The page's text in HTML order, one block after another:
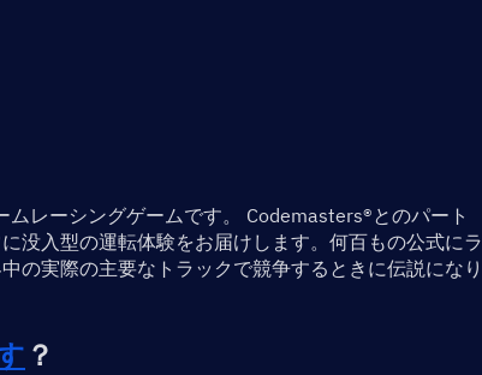
レーシングゲームです。 Codemasters®とのパート
没入型の運転体験をお届けします。何百もの公式にラ
の実際の主要なトラックで競争するときに伝説になり
？